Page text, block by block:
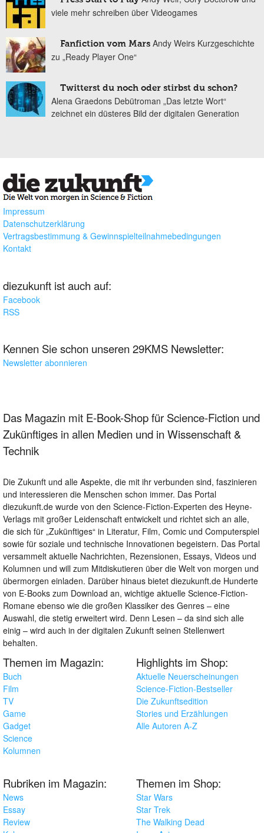
viele mehr schreiben über Videogames
Fanfiction vom Mars Andy Weirs Kurzgeschichte
zu „Ready Player One“
Twitterst du noch oder stirbst du schon?
Alena Graedons Debütroman „Das letzte Wort“
zeichnet ein düsteres Bild der digitalen Generation
Impressum
Datenschutzerklärung
Vertragsbestimmung & Gewinnspielteilnahmebedingungen
Kontakt
diezukunft ist auch auf:
Facebook
RSS
Kennen Sie schon unseren 29KMS Newsletter:
Newsletter abonnieren
Das Magazin mit E-Book-Shop für Science-Fiction und
Zukünftiges in allen Medien und in Wissenschaft &
Technik
Die Zukunft und alle Aspekte, die mit ihr verbunden sind, faszinieren
und interessieren die Menschen schon immer. Das Portal
diezukunft.de wurde von den Science-Fiction-Experten des Heyne-
Verlags mit großer Leidenschaft entwickelt und richtet sich an alle,
die sich für „Zukünftiges“ in Literatur, Film, Comic und Computerspiel
sowie für soziale und technische Innovationen begeistern. Das Portal
versammelt aktuelle Nachrichten, Rezensionen, Essays, Videos und
Kolumnen und will zum Mitdiskutieren über die Welt von morgen und
übermorgen einladen. Darüber hinaus bietet diezukunft.de Hunderte
von E-Books zum Download an, wichtige aktuelle Science-Fiction-
Romane ebenso wie die großen Klassiker des Genres – eine
Auswahl, die stetig erweitert wird. Denn Lesen – da sind sich alle
einig – wird auch in der digitalen Zukunft seinen Stellenwert
behalten.
Themen im Magazin:
Buch
Film
TV
Game
Gadget
Science
Kolumnen
Highlights im Shop:
Aktuelle Neuerscheinungen
Science-Fiction-Bestseller
Die Zukunftsedition
Stories und Erzählungen
Alle Autoren A-Z
Rubriken im Magazin:
News
Essay
Review
Themen im Shop:
Star Wars
Star Trek
The Walking Dead